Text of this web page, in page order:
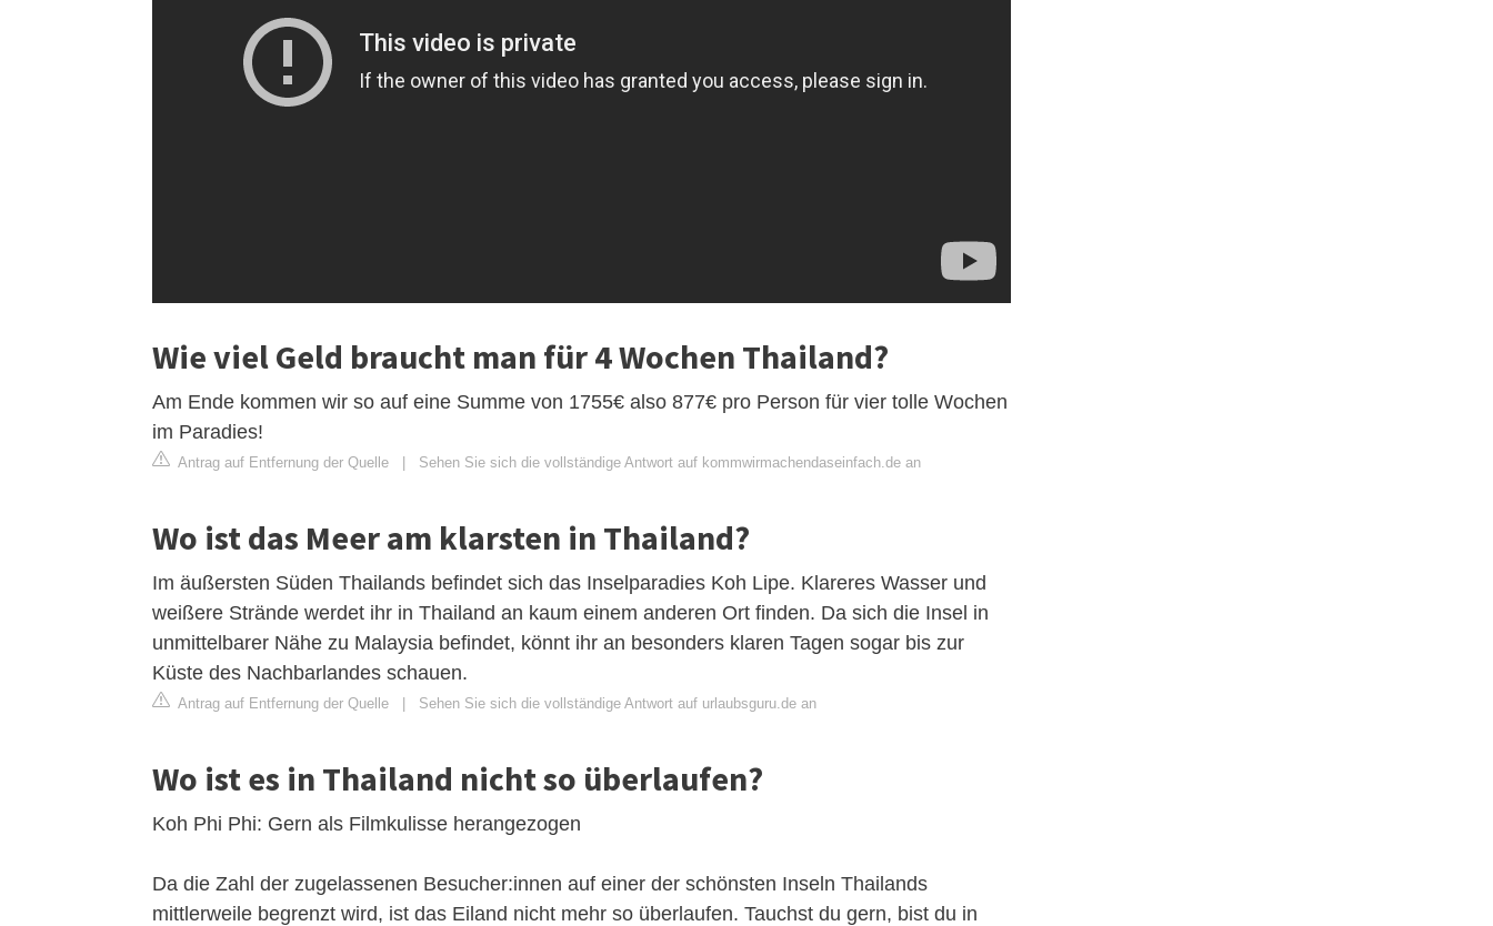
Wie viel Geld braucht man für 4 Wochen Thailand?
Am Ende kommen wir so auf eine Summe von 1755€ also 877€ pro Person für vier tolle Wochen
im Paradies!
Antrag auf Entfernung der Quelle | Sehen Sie sich die vollständige Antwort auf kommwirmachendaseinfach.de an
Wo ist das Meer am klarsten in Thailand?
Im äußersten Süden Thailands befindet sich das Inselparadies Koh Lipe. Klareres Wasser und
weißere Strände werdet ihr in Thailand an kaum einem anderen Ort finden. Da sich die Insel in
unmittelbarer Nähe zu Malaysia befindet, könnt ihr an besonders klaren Tagen sogar bis zur
Küste des Nachbarlandes schauen.
Antrag auf Entfernung der Quelle | Sehen Sie sich die vollständige Antwort auf urlaubsguru.de an
Wo ist es in Thailand nicht so überlaufen?
Koh Phi Phi: Gern als Filmkulisse herangezogen
Da die Zahl der zugelassenen Besucher:innen auf einer der schönsten Inseln Thailands
mittlerweile begrenzt wird, ist das Eiland nicht mehr so überlaufen. Tauchst du gern, bist du in